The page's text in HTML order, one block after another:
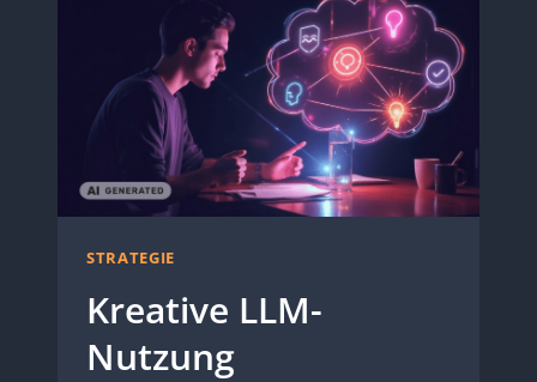
STRATEGIE
Kreative LLM-
Nutzung